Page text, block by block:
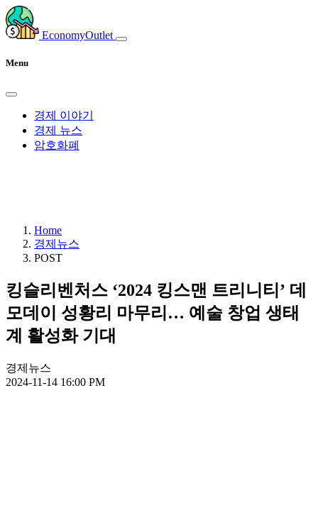
EconomyOutlet
Menu
경제 이야기
경제 뉴스
암호화폐
Home
경제뉴스
POST
킹슬리벤처스 ‘2024 킹스맨 트리니티’ 데
모데이 성황리 마무리… 예술 창업 생태
계 활성화 기대
경제뉴스
2024-11-14 16:00 PM